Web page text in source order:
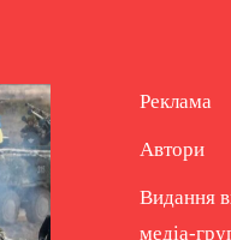
Реклама
Автори
Видання
медіа-